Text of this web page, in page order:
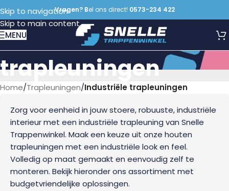
Skip to navigation
Skip to main content
Vragen? Bel ons direct! 0573-234 422
MENU
Industriële
trapleuningen
Home/Trapleuningen/Industriële trapleuningen
Zorg voor eenheid in jouw stoere, robuuste, industriële
interieur met een industriële trapleuning van Snelle
Trappenwinkel. Maak een keuze uit onze houten
trapleuningen met een industriële look en feel.
Volledig op maat gemaakt en eenvoudig zelf te
monteren. Bekijk hieronder ons assortiment met
budgetvriendelijke oplossingen.